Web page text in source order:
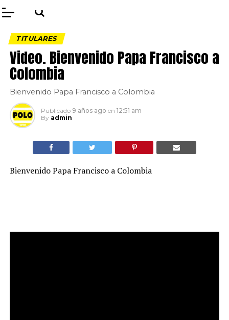
TITULARES
Video. Bienvenido Papa Francisco a
Colombia
Bienvenido Papa Francisco a Colombia
Publicado 9 años ago en 12:51 am
By admin
Bienvenido Papa Francisco a Colombia